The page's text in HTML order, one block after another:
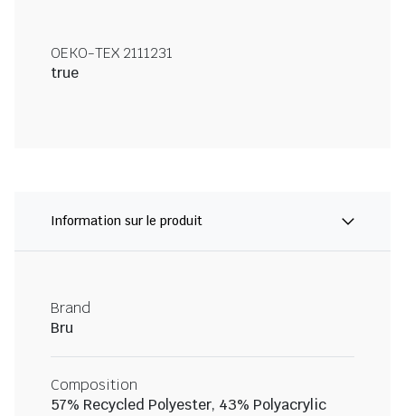
OEKO-TEX 2111231
true
Information sur le produit
Brand
Bru
Composition
57% Recycled Polyester, 43% Polyacrylic